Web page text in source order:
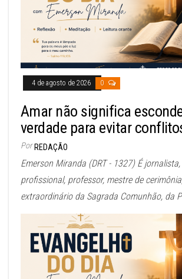
4 de agosto de 2026 0
Amar não significa
verdade para evitar
Por REDAÇÃO
Emerson Miranda (DRT - 1327) É
profissional, professor, mestre de
extraordinário da Sagrada Comunhão, da